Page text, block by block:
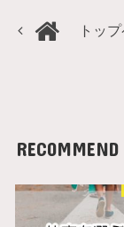
トッ
RECOMMEND